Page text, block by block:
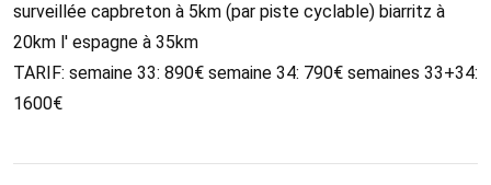
surveillée capbreton à 5km (par piste cyclable) biarritz à
20km l' espagne à 35km
TARIF: semaine 33: 890€ semaine 34: 790€ semaines 33+34:
1600€